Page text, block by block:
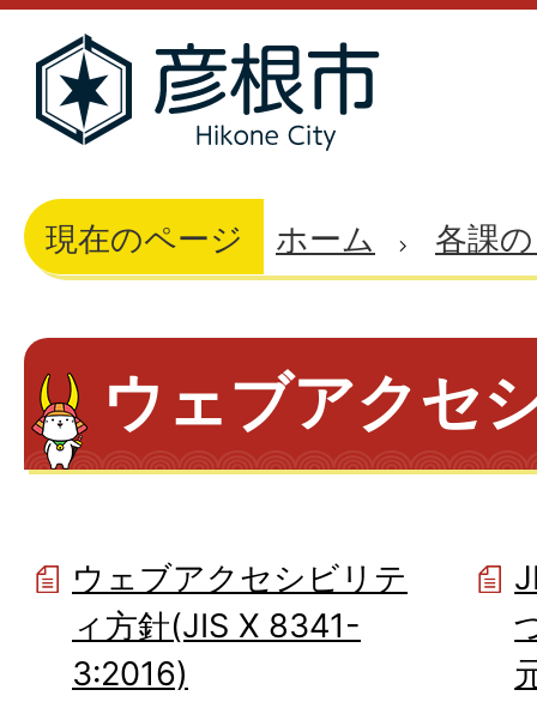
現在のページ ホーム 各課
ウェブアクセ
ウェブアクセシビリテ
ィ方針(JIS X 8341-
3:2016)